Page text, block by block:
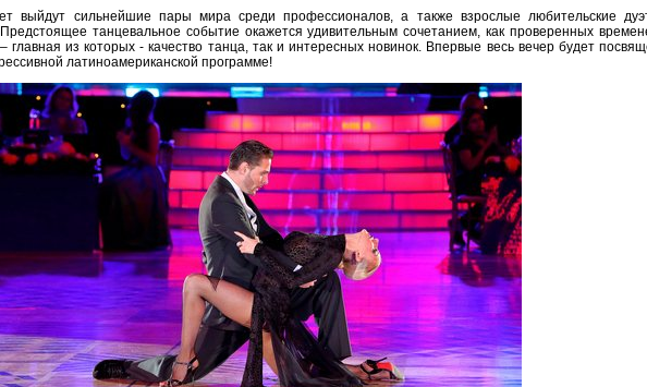
выйдут сильнейшие пары мира среди профессионалов, а также взрослые любительские
танцевальное событие окажется удивительным сочетанием, как проверенных
главная из которых - качество танца, так и интересных новинок. Впервые весь вечер будет
латиноамериканской программе!